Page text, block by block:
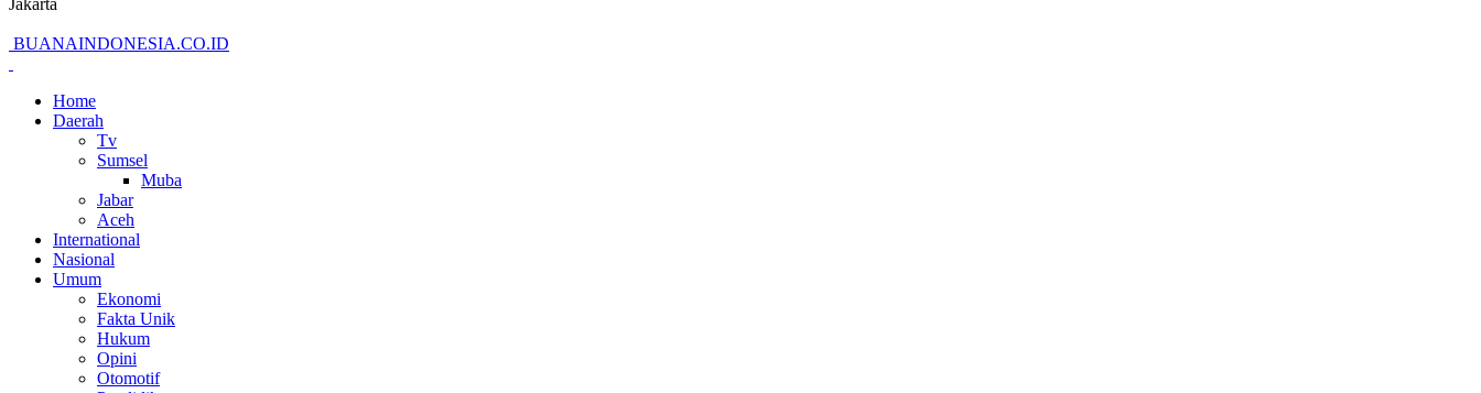
Jakarta
BUANAINDONESIA.CO.ID
Home
Daerah
Tv
Sumsel
Muba
Jabar
Aceh
International
Nasional
Umum
Ekonomi
Fakta Unik
Hukum
Opini
Otomotif